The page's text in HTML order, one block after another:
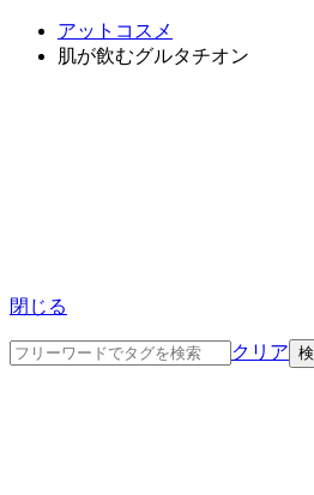
アットコスメ
肌が飲むグルタチオン
閉じる
クリア